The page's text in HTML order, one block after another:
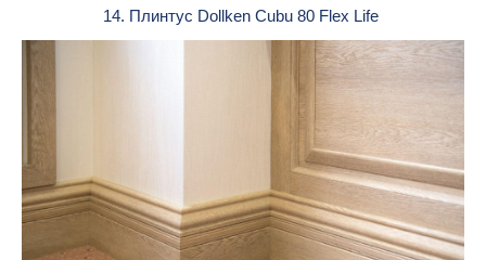
14. Плинтус Dollken Cubu 80 Flex Life